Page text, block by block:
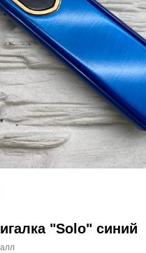
"Solo" синий